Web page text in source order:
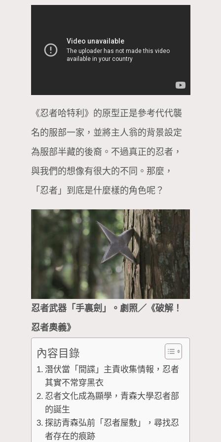
《忍者哈特利》的原型正是參考代代襲
名的服部一家，並將主人翁的背景設定
為服部半藏的後裔。不過真正的忍者，
與我們的想像有很大的不同。那麼，
「忍者」到底是什麼樣的角色呢？
忍者武器「手裏劍」。劇照／《破解！
忍者奧義》
內容目錄
潛伏當「間諜」主責收集情報，忍者
其實不常穿黑衣
忍者文化成為顯學，青森大學忍者部
的誕生
探訪青森弘前「忍者屋敷」，尋找忍
者存在的痕跡